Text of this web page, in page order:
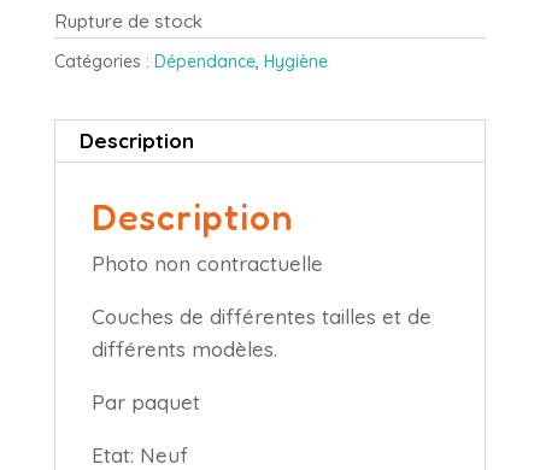
Rupture de stock
Catégories : Dépendance, Hygiène
Description
Description
Photo non contractuelle
Couches de différentes tailles et de
différents modèles.
Par paquet
Etat: Neuf